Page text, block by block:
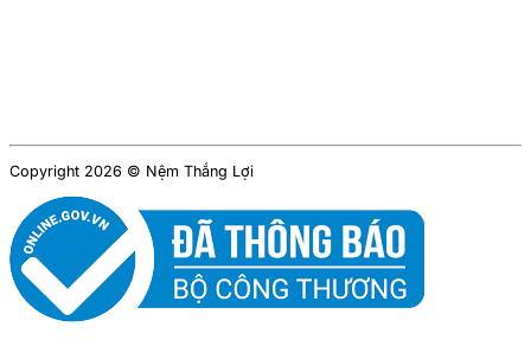
Copyright 2026 © Nệm Thắng Lợi